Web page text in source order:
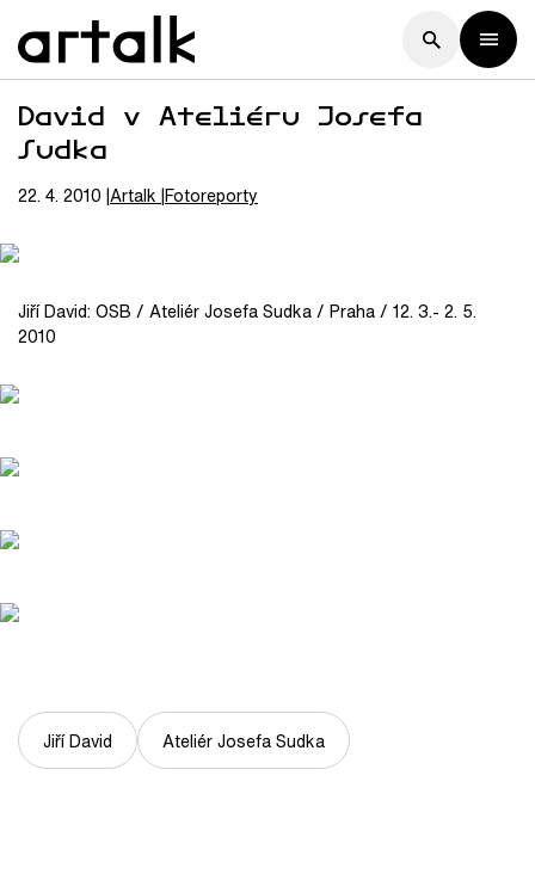
David v Ateliéru Josefa
Sudka
22. 4. 2010 Artalk Fotoreporty
Jiří David: OSB / Ateliér Josefa Sudka / Praha / 12. 3.- 2. 5.
2010
Jiří David Ateliér Josefa Sudka